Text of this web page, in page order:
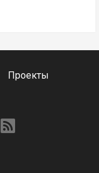
Проекты